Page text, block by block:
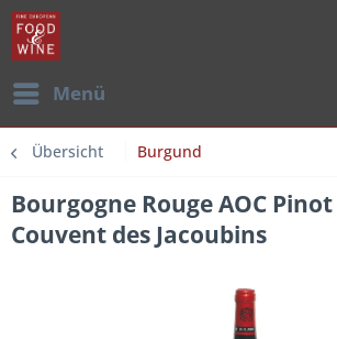
Menü
Übersicht Burgund
Bourgogne Rouge AOC
Couvent des Jacoubins